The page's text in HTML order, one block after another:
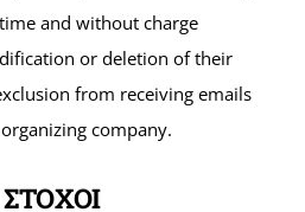
and without charge
or deletion of their
from receiving emails
company.